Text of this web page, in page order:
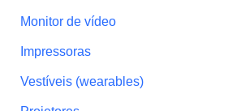
Monitor de vídeo
Impressoras
Vestíveis (wearables)